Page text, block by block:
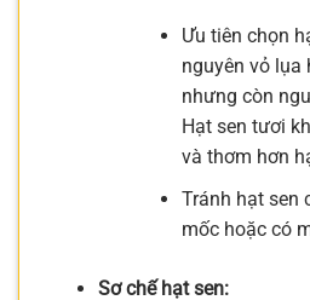
Ưu tiên chọn
nguyên vỏ lụa
nhưng còn
Hạt sen tươi
và thơm hơn
Tránh hạt sen
mốc hoặc có
Sơ chế hạt sen: